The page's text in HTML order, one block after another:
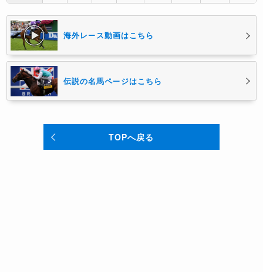
海外レース動画はこちら
伝説の名馬ページはこちら
TOPへ戻る